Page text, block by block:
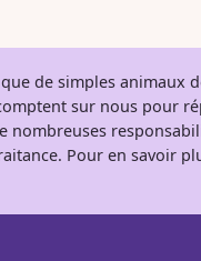
de simples
sur nous pour
nombreuses
Pour en savoir